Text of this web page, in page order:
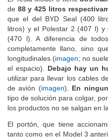
El Tesla Model 3 tienedos
de88 y 425 litros
que el del BYD Seal (400
litros) y el Polestar 2 (407 l)
(470 l). A diferencia de
completamente llano, sino
longitudinales (imagen; no
el espacio). Debajo hay un
utilizar para llevar los cables
de avión (imagen).En
tipo de solución para colgar,
El portón, que tiene